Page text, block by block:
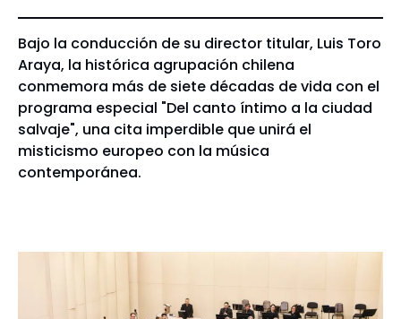
Bajo la conducción de su director titular, Luis Toro
Araya, la histórica agrupación chilena
conmemora más de siete décadas de vida con el
programa especial "Del canto íntimo a la ciudad
salvaje", una cita imperdible que unirá el
misticismo europeo con la música
contemporánea.